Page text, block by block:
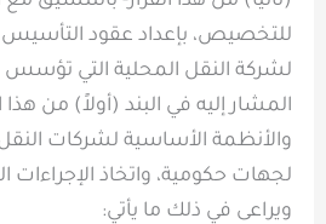
للتخصيص، بإعداد عقود التأسيس
لشركة النقل المحلية التي تؤسس
المشار إليه في البند (أولاً) من هذا
والأنظمة الأساسية لشركات
لجهات حكومية، واتخاذ الإجراءات
ويراعى في ذلك ما يأتي: